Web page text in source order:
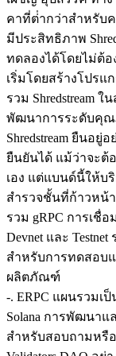
คาที่ต่ํากว่าสําหรับค
มีประสิทธิภาพ
ทดลองได้โดยไม่ต้อ
เริ่มโดยสร้างโปรแ
รวม Shredstream
พัฒนาการระดับคุณ
Shredstream ยืนอยู่
ยืนยันได้ แม้ว่าจะ
เอง แต่แบนด์นี้ให้บ
สํารวจชั้นที่ก้าวหน้
รวม gRPC การเชื่
Devnet และ
สําหรับการทดสอบแ
ผลิตภัณฑ์
-. ERPC แผนรวม
Solana การพัฒนาแ
สําหรับสอบถามหรื